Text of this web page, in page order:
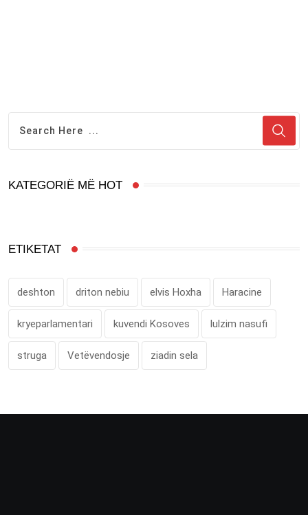
KATEGORIË MË HOT
ETIKETAT
deshton driton nebiu elvis Hoxha Haracine
kryeparlamentari kuvendi Kosoves lulzim nasufi
struga Vetëvendosje ziadin sela